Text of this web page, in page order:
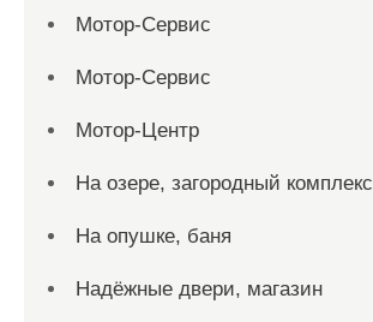
Мотор-Сервис
Мотор-Сервис
Мотор-Центр
На озере, загородный комплекс
На опушке, баня
Надёжные двери, магазин